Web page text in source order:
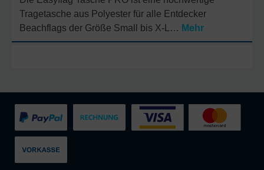
Tragetasche aus Polyester für alle Entdecker
Beachflags der Größe Small bis X-L… Mehr